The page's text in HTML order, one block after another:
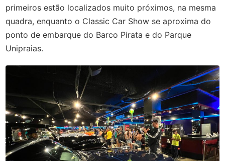
primeiros estão localizados muito próximos, na mesma
quadra, enquanto o Classic Car Show se aproxima do
ponto de embarque do Barco Pirata e do Parque
Unipraias.